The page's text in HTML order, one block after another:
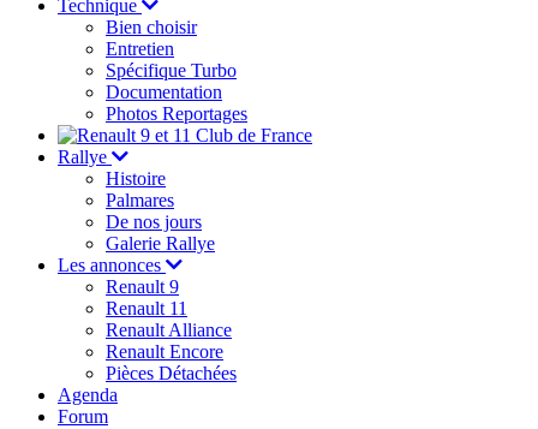
Technique
Bien choisir
Entretien
Spécifique Turbo
Documentation
Photos Reportages
Rallye
Histoire
Palmares
De nos jours
Galerie Rallye
Les annonces
Renault 9
Renault 11
Renault Alliance
Renault Encore
Pièces Détachées
Agenda
Forum